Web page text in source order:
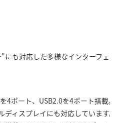
も対応した多様なインターフェイ
4ポート、USB2.0を4ポート搭載
ィスプレイにも対応しています。